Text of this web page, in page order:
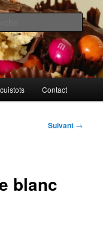
Contact
Suivant →
blanc